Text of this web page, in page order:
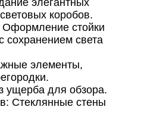
элегантных
коробов.
стойки
сохранением света
элементы,
ущерба для обзора.
Стеклянные стены